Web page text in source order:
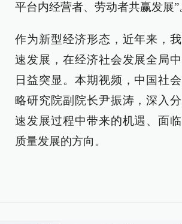
平台内经营者、劳动者共赢发展”
作为新型经济形态，近年来，
速发展，在经济社会发展全局
日益突显。本期视频，中国社
略研究院副院长尹振涛，深入
速发展过程中带来的机遇、面
质量发展的方向。